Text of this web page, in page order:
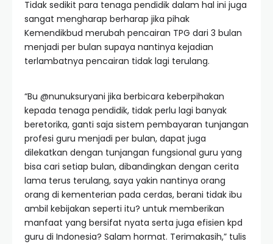
Tidak sedikit para tenaga pendidik dalam hal ini juga
sangat mengharap berharap jika pihak
Kemendikbud merubah pencairan TPG dari 3 bulan
menjadi per bulan supaya nantinya kejadian
terlambatnya pencairan tidak lagi terulang.
“Bu @nunuksuryani jika berbicara keberpihakan
kepada tenaga pendidik, tidak perlu lagi banyak
beretorika, ganti saja sistem pembayaran tunjangan
profesi guru menjadi per bulan, dapat juga
dilekatkan dengan tunjangan fungsional guru yang
bisa cari setiap bulan, dibandingkan dengan cerita
lama terus terulang, saya yakin nantinya orang
orang di kementerian pada cerdas, berani tidak ibu
ambil kebijakan seperti itu? untuk memberikan
manfaat yang bersifat nyata serta juga efisien kpd
guru di Indonesia? Salam hormat. Terimakasih,” tulis